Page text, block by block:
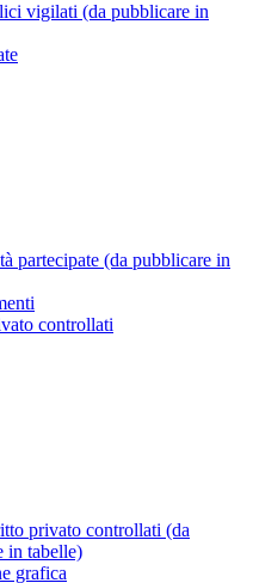
vigilati (da pubblicare in
partecipate (da pubblicare in
controllati
privato controllati (da
in tabelle)
grafica